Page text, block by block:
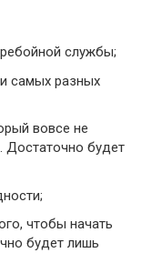
службы;
самых разных
вовсе не
Достаточно будет
чтобы начать
будет лишь